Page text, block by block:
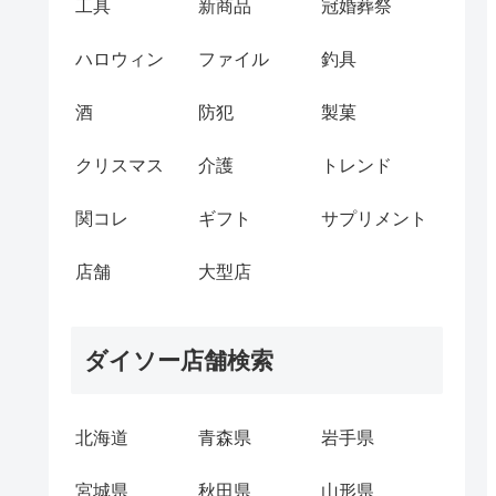
工具 新商品 冠婚葬祭
ハロウィン ファイル 釣具
酒 防犯 製菓
クリスマス 介護 トレンド
関コレ ギフト サプリメント
店舗 大型店
ダイソー店舗検索
北海道 青森県 岩手県
宮城県 秋田県 山形県